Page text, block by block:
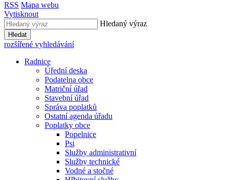
RSS Mapa webu
Vytisknout
Hledaný výraz
Hledat
rozšířené vyhledávání
Radnice
Úřední deska
Podatelna obce
Matriční úřad
Stavební úřad
Správa poplatků
Ostatní agenda úřadu
Poplatky obce
Popelnice
Psi
Služby administrativní
Služby technické
Vodné a stočné